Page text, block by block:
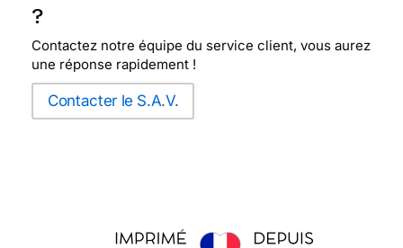
?
Contactez notre équipe du service client, vous aurez
une réponse rapidement !
Contacter le S.A.V.